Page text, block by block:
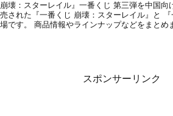
壊：スターレイル』一番くじ 第三弾を中国
された『一番くじ 崩壊：スターレイル』と
です。 商品情報やラインナップなどをまとめ
スポンサーリンク